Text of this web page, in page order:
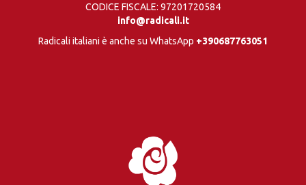
CODICE FISCALE: 97201720584
info@radicali.it
Radicali italiani è anche su WhatsApp +390687763051